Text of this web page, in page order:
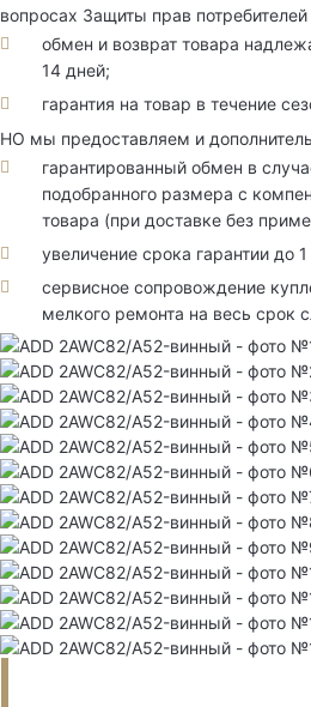
вопросах Защиты прав потребителей
обмен и возврат товара
14 дней;
гарантия на товар в течение
НО мы предоставляем и
гарантированный обмен в
подобранного размера с
товара (при доставке без
увеличение срока гарантии до 1
сервисное сопровождение
мелкого ремонта на весь срок